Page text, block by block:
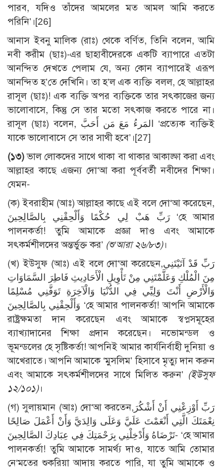
পারব, যদিও তাঁদের আমলের মত আমল আমি করতে
পরিনি’।[26]
আনাস ইবনু মালিক (রাঃ) থেকে বর্ণিত, তিনি বলেন, আমি
নবী করীম (ছাঃ)-এর ছাহাবীদেরকে একটি ব্যাপারে এতটা
আনন্দিত দেখতে পেলাম যে, অন্য কোন ব্যাপারেই এরূপ
আনন্দিত হ’তে দেখিনি। তা হ’ল এক ব্যক্তি বলল, হে আল্লাহর
রাসূল (ছাঃ)! এক ব্যক্তি অপর ব্যক্তিকে তার সৎকাজের জন্য
ভালোবাসে, কিন্তু সে তার মতো সৎকাজ করতে পারে না।
রাসূল (ছাঃ) বলেন, المَرءُ مَعَ مَن أَحَبَّ ‘প্রত্যেক ব্যক্তিই
যাকে ভালোবাসে সে তার সাথী হবে’।[27]
(১৩)ভাল লোকদের সাথে থাকা বা থাকার আকাঙ্ক্ষা করা এবং
আল্লাহর কাছে এজন্য দো‘আ করা পূর্ববর্তী নবীদের শিক্ষা।
যেমন-
(ক) ইবরাহীম (আঃ) আল্লাহর কাছে এই বলে দো‘আ করেছেন,
رَبِّ هَبْ لِي حُكْمًا وَأَلْحِقْنِي بِالصَّالِحِينَ ‘হে আমার
পালনকর্তা! তুমি আমাকে প্রজ্ঞা দাও এবং আমাকে
সৎকর্মশীলদের অন্তর্ভুক্ত কর’ (শু‘আরা ২৬/৮৩)।
(খ) ইউসুফ (আঃ) এই বলে দো‘আ করেছেন,رَبِّ قَدْ آتَيْتَنِي
مِنَ الْمُلْكِ وَعَلَّمْتَنِي مِنْ تَأْوِيلِ الْأَحَادِيثِ فَاطِرَ السَّمَاوَاتِ
وَالْأَرْضِ أَنْتَ وَلِيِّي فِي الدُّنْيَا وَالْآخِرَةِ تَوَفَّنِي مُسْلِمًا
وَأَلْحِقْنِي بِالصَّالِحِينَ ‘হে আমার পালনকর্তা! আপনি আমাকে
রাষ্ট্রক্ষমতা দান করেছেন এবং আমাকে স্বপ্নসমূহের
ব্যাখ্যাদানের শিক্ষা প্রদান করেছেন। নভোমন্ডল ও
ভূমন্ডলের হে সৃষ্টিকর্তা! আপনিই আমার কার্যনির্বাহী দুনিয়া ও
আখেরাতে। আপনি আমাকে ‘মুসলিম’ হিসাবে মৃত্যু দান করুন
এবং আমাকে সৎকর্মশীলদের সাথে মিলিত করুন’ (ইউসুফ
১২/১০১)।
(গ) সুলায়মান (আঃ) দো‘আ করতেন,رَبِّ أَوْزِعْنِي أَنْ أَشْكُرَ
نِعْمَتَكَ الَّتِي أَنْعَمْتَ عَلَيَّ وَعَلَى وَالِدَيَّ وَأَنْ أَعْمَلَ صَالِحًا
تَرْضَاهُ وَأَدْخِلْنِي بِرَحْمَتِكَ فِي عِبَادِكَ الصَّالِحِينَ- ‘হে আমার
পালনকর্তা! তুমি আমাকে সামর্থ্য দাও, যাতে আমি তোমার
নে‘মতের শুকরিয়া আদায় করতে পারি, যা তুমি আমাকে ও